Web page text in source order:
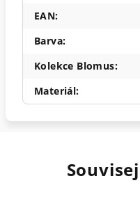
EAN:
Barva:
Kolekce Blomus:
Materiál: